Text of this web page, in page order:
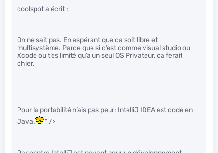
coolspot a écrit :
On ne sait pas. En espérant que ca soit libre et
multisystème. Parce que si c’est comme visual studio ou
Xcode ou t’es limité qu’a un seul OS Privateur, ca ferait
chier.
Pour la portabilité n’ais pas peur: IntelliJ IDEA est codé en
Java.
" />